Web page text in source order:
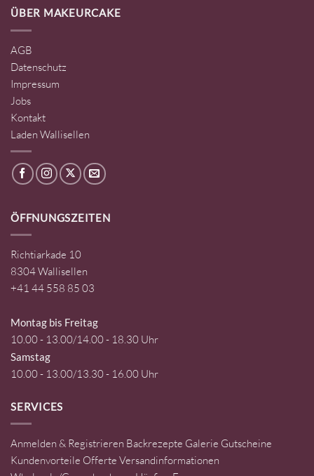
ÜBER MAKEURCAKE
AGB
Datenschutz
Impressum
Jobs
Kontakt
Laden Wallisellen
ÖFFNUNGSZEITEN
Richtiarkade 10
8304 Wallisellen
+41 44 558 85 03
Montag bis Freitag
10.00 - 13.00/14.00 - 18.30 Uhr
Samstag
10.00 - 13.00/13.30 - 16.00 Uhr
SERVICES
Anmelden & Registrieren Backrezepte Galerie Gutscheine
Kundenvorteile Offerte Versandinformationen